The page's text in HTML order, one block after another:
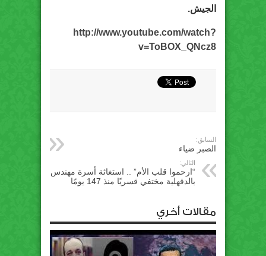
الجيش.
http://www.youtube.com/watch?
v=ToBOX_QNcz8
السابق:
الصبر ضياء
التالي:
“ارحموا قلب الأم” .. استغاثة أسرة مهندس
بالدقهلية مختفي قسريًا منذ 147 يومًا
مقالات أخري